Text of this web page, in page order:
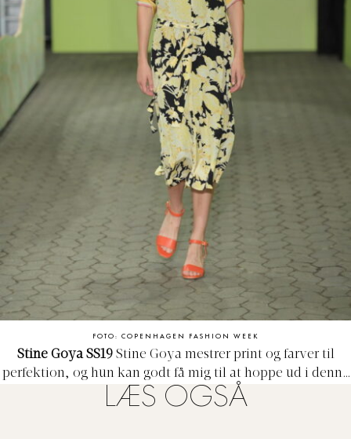
FOTO: COPENHAGEN FASHION WEEK
Stine Goya SS19 Stine Goya mestrer print og farver til
perfektion, og hun kan godt få mig til at hoppe ud i denne
kombination af bolsjestriber og fine blomster
LÆS OGSÅ